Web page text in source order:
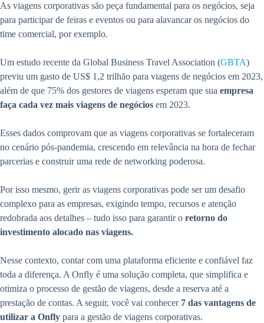
As viagens corporativas são peça fundamental para os negócios, seja
para participar de feiras e eventos ou para alavancar os negócios do
time comercial, por exemplo.
Um estudo recente da Global Business Travel Association (GBTA)
previu um gasto de US$ 1,2 trilhão para viagens de negócios em 2023,
além de que 75% dos gestores de viagens esperam que sua empresa
faça cada vez mais viagens de negócios em 2023.
Esses dados comprovam que as viagens corporativas se fortaleceram
no cenário pós-pandemia, crescendo em relevância na hora de fechar
parcerias e construir uma rede de networking poderosa.
Por isso mesmo, gerir as viagens corporativas pode ser um desafio
complexo para as empresas, exigindo tempo, recursos e atenção
redobrada aos detalhes – tudo isso para garantir o retorno do
investimento alocado nas viagens.
Nesse contexto, contar com uma plataforma eficiente e confiável faz
toda a diferença. A Onfly é uma solução completa, que simplifica e
otimiza o processo de gestão de viagens, desde a reserva até a
prestação de contas. A seguir, você vai conhecer 7 das vantagens de
utilizar a Onfly para a gestão de viagens corporativas.